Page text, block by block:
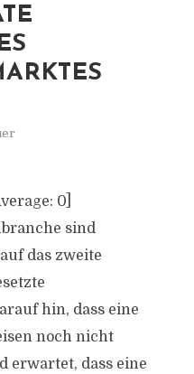
0]
sind
das zweite
hin, dass eine
noch nicht
erwartet, dass eine